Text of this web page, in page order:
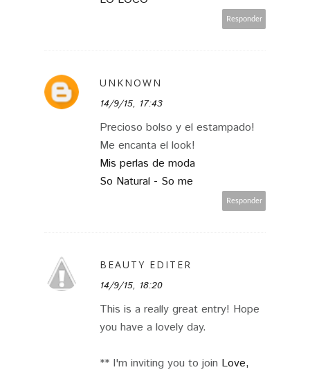
Responder
UNKNOWN
14/9/15, 17:43
Precioso bolso y el estampado!
Me encanta el look!
Mis perlas de moda
So Natural - So me
Responder
BEAUTY EDITER
14/9/15, 18:20
This is a really great entry! Hope
you have a lovely day.
** I'm inviting you to join Love,